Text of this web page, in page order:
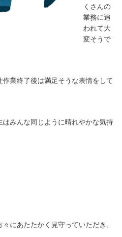
くさんの
業務に追
われて大
変そうで
業終了後は満足そうな表情をして
みんな同じように晴れやかな気持
にあたたかく見守っていただき、